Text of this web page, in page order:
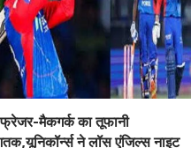
मैकगर्क का तूफानी
ने लॉस एंजिल्स नाइट